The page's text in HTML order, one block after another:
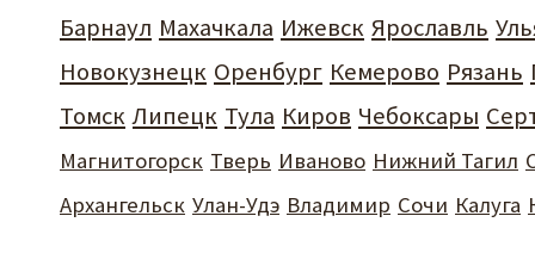
Барнаул Махачкала Ижевск Ярославль
Новокузнецк Оренбург Кемерово Рязань
Томск Липецк Тула Киров Чебоксары
Магнитогорск Тверь Иваново Нижний Тагил
Архангельск Улан-Удэ Владимир Сочи Калуга